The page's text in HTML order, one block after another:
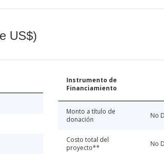
US$)
Instrumento de
Financiamiento
Monto a título de
donación
No
Costo total del
proyecto**
No